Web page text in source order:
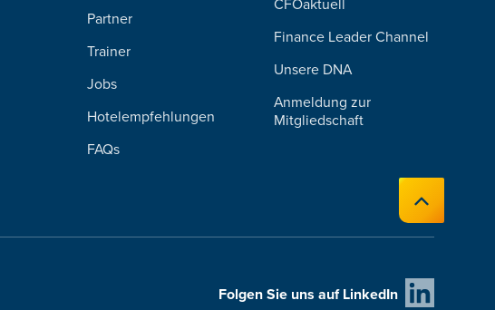
Partner
Trainer
Jobs
Hotelempfehlungen
FAQs
CFOaktuell
Finance Leader Channel
Unsere DNA
Anmeldung zur
Mitgliedschaft
Folgen Sie uns auf LinkedIn